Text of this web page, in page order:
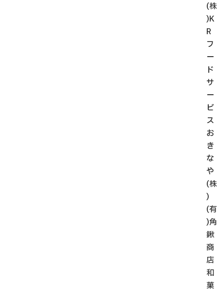
(株
)K
R
フ
ー
ド
サ
ー
ビ
ス
お
き
な
や
(株
)
(有
)角
鍬
商
店
和
菓